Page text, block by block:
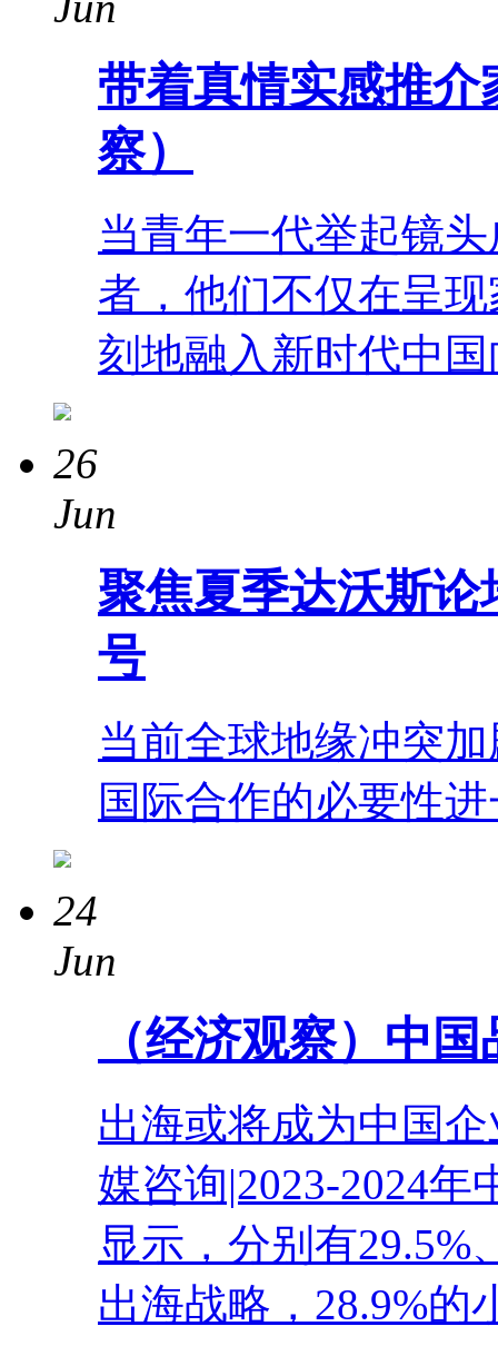
带着真情实感推
察）
当青年一代举起镜
者，他们不仅在呈
刻地融入新时代中
26
Jun
聚焦夏季达沃斯
号
当前全球地缘冲突
国际合作的必要性
24
Jun
（经济观察）中
出海或将成为中国
媒咨询|2023-2024
显示，分别有29.5%
出海战略，28.9%的